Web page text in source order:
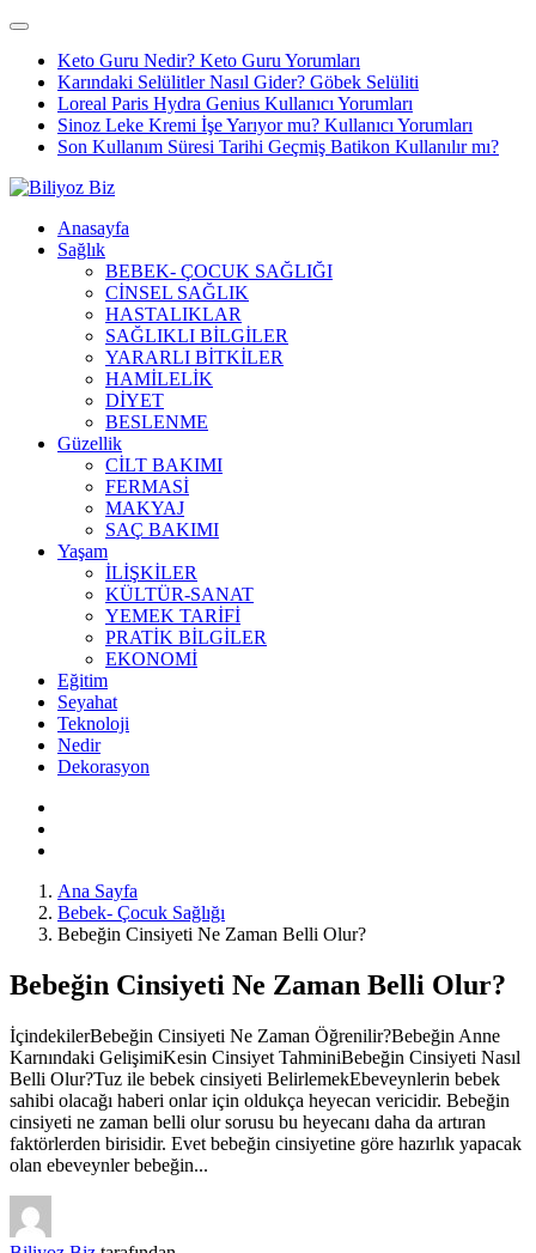
Keto Guru Nedir? Keto Guru Yorumları
Karındaki Selülitler Nasıl Gider? Göbek Selüliti
Loreal Paris Hydra Genius Kullanıcı Yorumları
Sinoz Leke Kremi İşe Yarıyor mu? Kullanıcı Yorumları
Son Kullanım Süresi Tarihi Geçmiş Batikon Kullanılır mı?
Anasayfa
Sağlık
BEBEK- ÇOCUK SAĞLIĞI
CİNSEL SAĞLIK
HASTALIKLAR
SAĞLIKLI BİLGİLER
YARARLI BİTKİLER
HAMİLELİK
DİYET
BESLENME
Güzellik
CİLT BAKIMI
FERMASİ
MAKYAJ
SAÇ BAKIMI
Yaşam
İLİŞKİLER
KÜLTÜR-SANAT
YEMEK TARİFİ
PRATİK BİLGİLER
EKONOMİ
Eğitim
Seyahat
Teknoloji
Nedir
Dekorasyon
Ana Sayfa
Bebek- Çocuk Sağlığı
Bebeğin Cinsiyeti Ne Zaman Belli Olur?
Bebeğin Cinsiyeti Ne Zaman Belli Olur?
İçindekilerBebeğin Cinsiyeti Ne Zaman Öğrenilir?Bebeğin Anne
Karnındaki GelişimiKesin Cinsiyet TahminiBebeğin Cinsiyeti Nasıl
Belli Olur?Tuz ile bebek cinsiyeti BelirlemekEbeveynlerin bebek
sahibi olacağı haberi onlar için oldukça heyecan vericidir. Bebeğin
cinsiyeti ne zaman belli olur sorusu bu heyecanı daha da artıran
faktörlerden birisidir. Evet bebeğin cinsiyetine göre hazırlık yapacak
olan ebeveynler bebeğin...